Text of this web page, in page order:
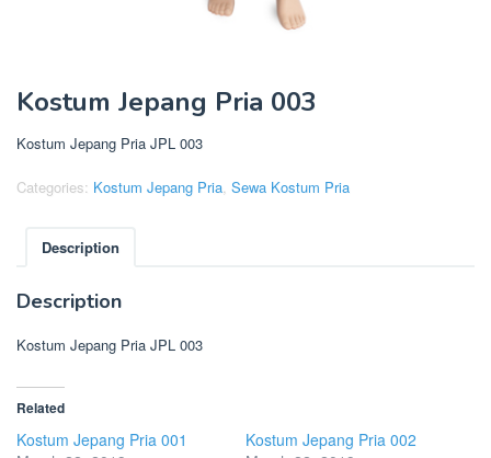
Kostum Jepang Pria 003
Kostum Jepang Pria JPL 003
Categories: Kostum Jepang Pria, Sewa Kostum Pria
Description
Description
Kostum Jepang Pria JPL 003
Related
Kostum Jepang Pria 001
Kostum Jepang Pria 002